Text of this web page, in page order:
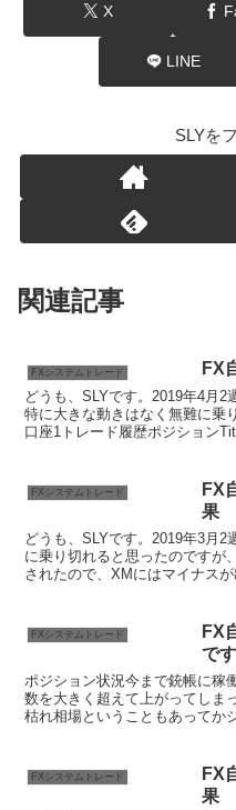
X
LINE
SLYを
関連記事
FXシステムトレード FX
どうも、SLYです。2019年4月2
特に大きな動きはなく無難に乗
口座1トレード履歴ポジション
FXシステムトレード
FX
果
どうも、SLYです。2019年3月
に乗り切れると思ったのですが
されたので、XMにはマイナス
FXシステムトレード
FX
です
ポジション状況今まで銃帳に稼
数を大きく超えて上がってしま
枯れ相場ということもあってか
FXシステムトレード
FX
果